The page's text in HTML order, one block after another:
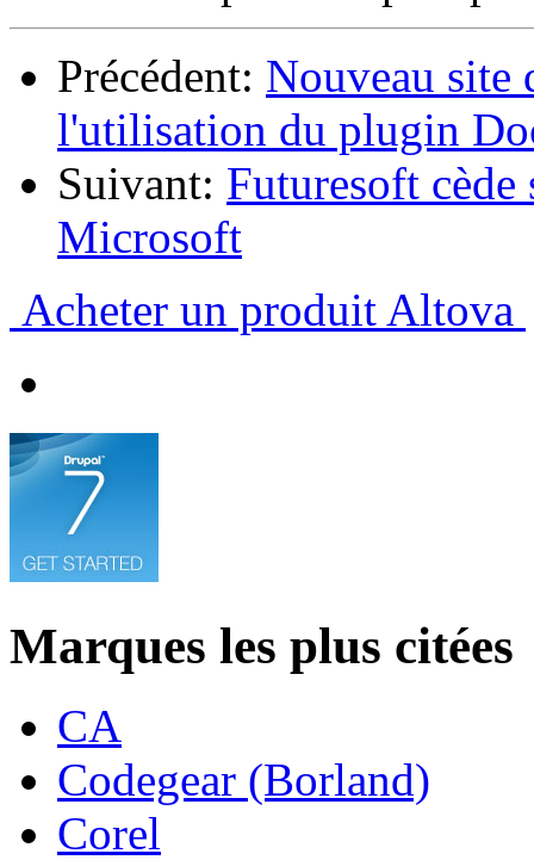
Précédent: Nouveau site
l'utilisation du plugin
Suivant: Futuresoft
Microsoft
Acheter un produit Altova
Marques les plus citées
CA
Codegear (Borland)
Corel